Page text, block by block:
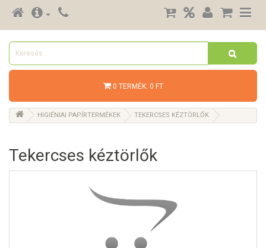
0 TERMÉK: 0 FT
HIGIÉNIAI PAPÍRTERMÉKEK TEKERCSES KÉZTÖRLŐK
Tekercses kéztörlők